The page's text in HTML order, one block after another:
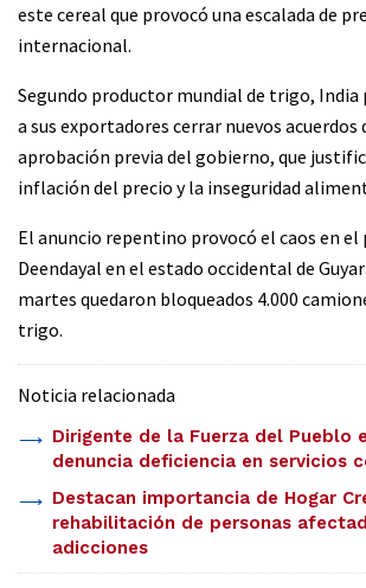
este cereal que provocó una escalada de
internacional.
Segundo productor mundial de trigo, India
a sus exportadores cerrar nuevos acuerdos
aprobación previa del gobierno, que
inflación del precio y la inseguridad
El anuncio repentino provocó el caos en el
Deendayal en el estado occidental de
martes quedaron bloqueados 4.000
trigo.
Noticia relacionada
Dirigente de la Fuerza del Pueblo
denuncia deficiencia en servicios
Destacan importancia de Hogar
rehabilitación de personas
adicciones